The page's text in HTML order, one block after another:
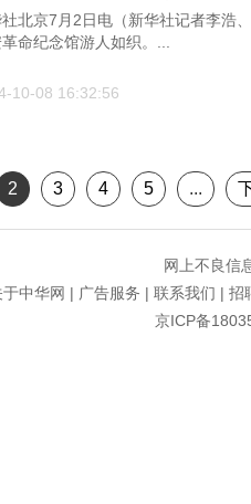
社北京7月2日电（新华社记者李浩
命纪念馆游人如织。...
10-08 16:32:56
2 3 4 5 ...
网上不良信
于中华网 | 广告服务 | 联系我们 | 招
京ICP备